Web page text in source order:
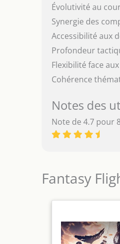
Évolutivité au
Synergie des
Accessibilité aux
Profondeur
Flexibilité face
Cohérence
Notes des
Note de 4.7 pour
Fantasy